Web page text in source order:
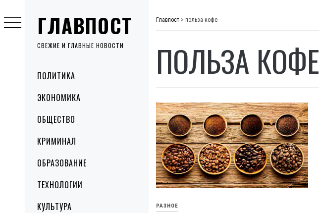
ГЛАВПОСТ
СВЕЖИЕ И ГЛАВНЫЕ НОВОСТИ
MenuПОЛИТИКА
ЭКОНОМИКА
ОБЩЕСТВО
КРИМИНАЛ
ОБРАЗОВАНИЕ
ТЕХНОЛОГИИ
КУЛЬТУРА
to
content
Главпост > польза кофе
ПОЛЬЗА КОФЕ
РАЗНОЕ